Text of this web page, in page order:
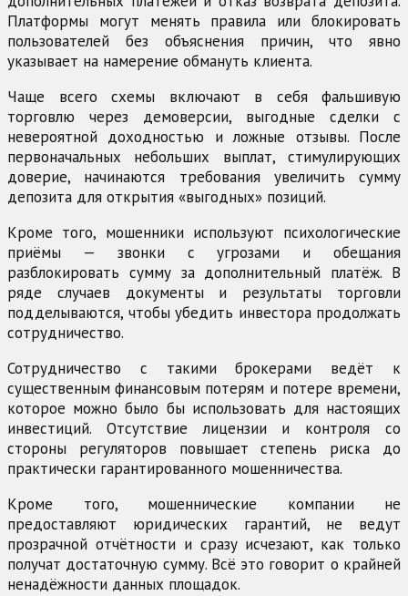
Платформы могут менять правила или блокировать
пользователей без объяснения причин, что явно
указывает на намерение обмануть клиента.
Чаще всего схемы включают в себя фальшивую
торговлю через демоверсии, выгодные сделки с
невероятной доходностью и ложные отзывы. После
первоначальных небольших выплат, стимулирующих
доверие, начинаются требования увеличить сумму
депозита для открытия «выгодных» позиций.
Кроме того, мошенники используют психологические
приёмы — звонки с угрозами и обещания
разблокировать сумму за дополнительный платёж. В
ряде случаев документы и результаты торговли
подделываются, чтобы убедить инвестора продолжать
сотрудничество.
Сотрудничество с такими брокерами ведёт к
существенным финансовым потерям и потере времени,
которое можно было бы использовать для настоящих
инвестиций. Отсутствие лицензии и контроля со
стороны регуляторов повышает степень риска до
практически гарантированного мошенничества.
Кроме того, мошеннические компании не
предоставляют юридических гарантий, не ведут
прозрачной отчётности и сразу исчезают, как только
получат достаточную сумму. Всё это говорит о крайней
ненадёжности данных площадок.